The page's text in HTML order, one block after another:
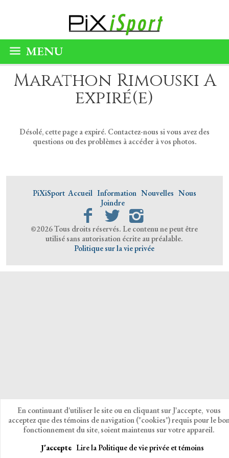
MENU
Marathon Rimouski A
expiré(e)
Désolé, cette page a expiré. Contactez-nous si vous avez des
questions ou des problèmes à accéder à vos photos.
PiXiSport Accueil Information Nouvelles Nous
Joindre
©2026 Tous droits réservés. Le contenu ne peut être
utilisé sans autorisation écrite au préalable.
Politique sur la vie privée
En continuant d'utiliser le site ou en cliquant sur J'accepte, vous
acceptez que des témoins de navigation ("cookies") requis pour le
fonctionnement du site, soient maintenus sur votre appareil.
J'accepte Lire la Politique de vie privée et témoins